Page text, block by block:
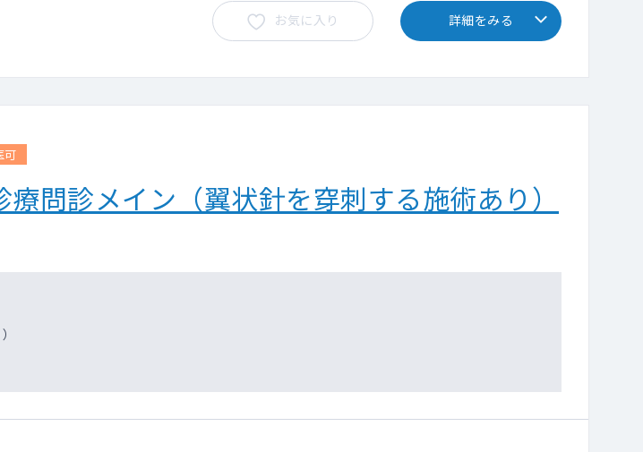
お気に入り 詳細をみる
可
問診メイン（翼状針を穿刺する施術あり）